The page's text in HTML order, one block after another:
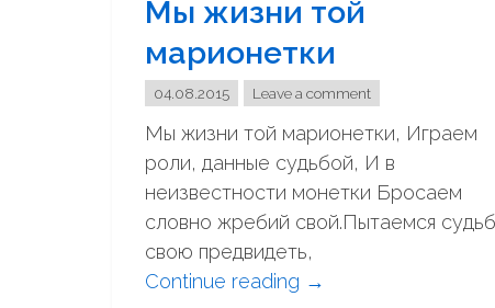
п
э
т
о
м
…
"
Мы жизни той
марионетки
04.08.2015 Leave a comment
Мы жизни той марионетки, Играем
роли, данные судьбой, И в
неизвестности монетки Бросаем
словно жребий свой.Пытаемся
свою предвидеть,
Continue reading "→